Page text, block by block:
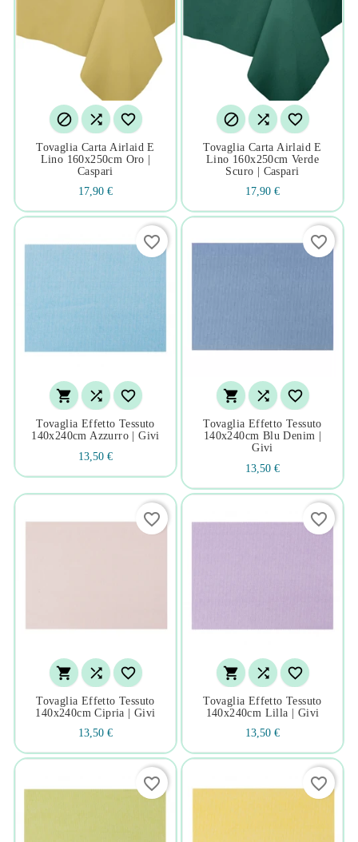
  
Tovaglia Carta Airlaid E
Lino 160x250cm Oro |
Caspari
17,90 €
  
Tovaglia Carta Airlaid E
Lino 160x250cm Verde
Scuro | Caspari
17,90 €
  
Tovaglia Effetto Tessuto
140x240cm Azzurro | Givi
13,50 €
favorite_border
  
Tovaglia Effetto Tessuto
140x240cm Blu Denim |
Givi
13,50 €
favorite_border
  
Tovaglia Effetto Tessuto
140x240cm Cipria | Givi
13,50 €
favorite_border
  
Tovaglia Effetto Tessuto
140x240cm Lilla | Givi
13,50 €
favorite_border
favorite_border favorite_border